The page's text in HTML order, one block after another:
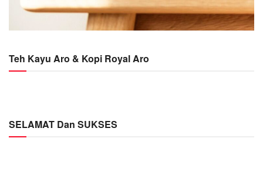
Teh Kayu Aro & Kopi Royal Aro
SELAMAT Dan SUKSES